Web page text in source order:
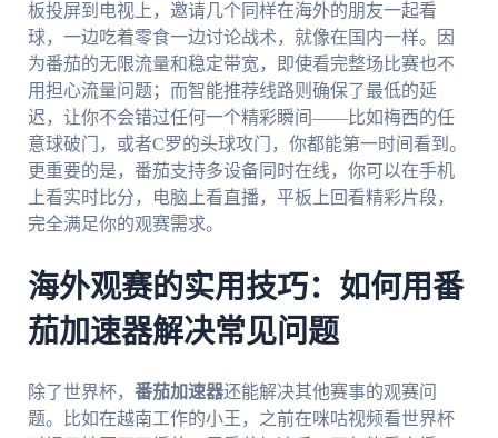
板投屏到电视上，邀请几个同样在海外的朋友一起看
球，一边吃着零食一边讨论战术，就像在国内一样。因
为番茄的无限流量和稳定带宽，即使看完整场比赛也不
用担心流量问题；而智能推荐线路则确保了最低的延
迟，让你不会错过任何一个精彩瞬间——比如梅西的任
意球破门，或者C罗的头球攻门，你都能第一时间看到。
更重要的是，番茄支持多设备同时在线，你可以在手机
上看实时比分，电脑上看直播，平板上回看精彩片段，
完全满足你的观赛需求。
海外观赛的实用技巧：如何用番
茄加速器解决常见问题
除了世界杯， 番茄加速器还能解决其他赛事的观赛问
题。比如在越南工作的小王，之前在咪咕视频看世界杯